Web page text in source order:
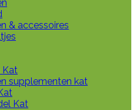
& accessoires
Kat
supplementen kat
Kat